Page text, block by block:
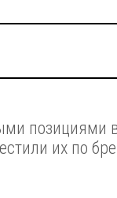
позициями
их по